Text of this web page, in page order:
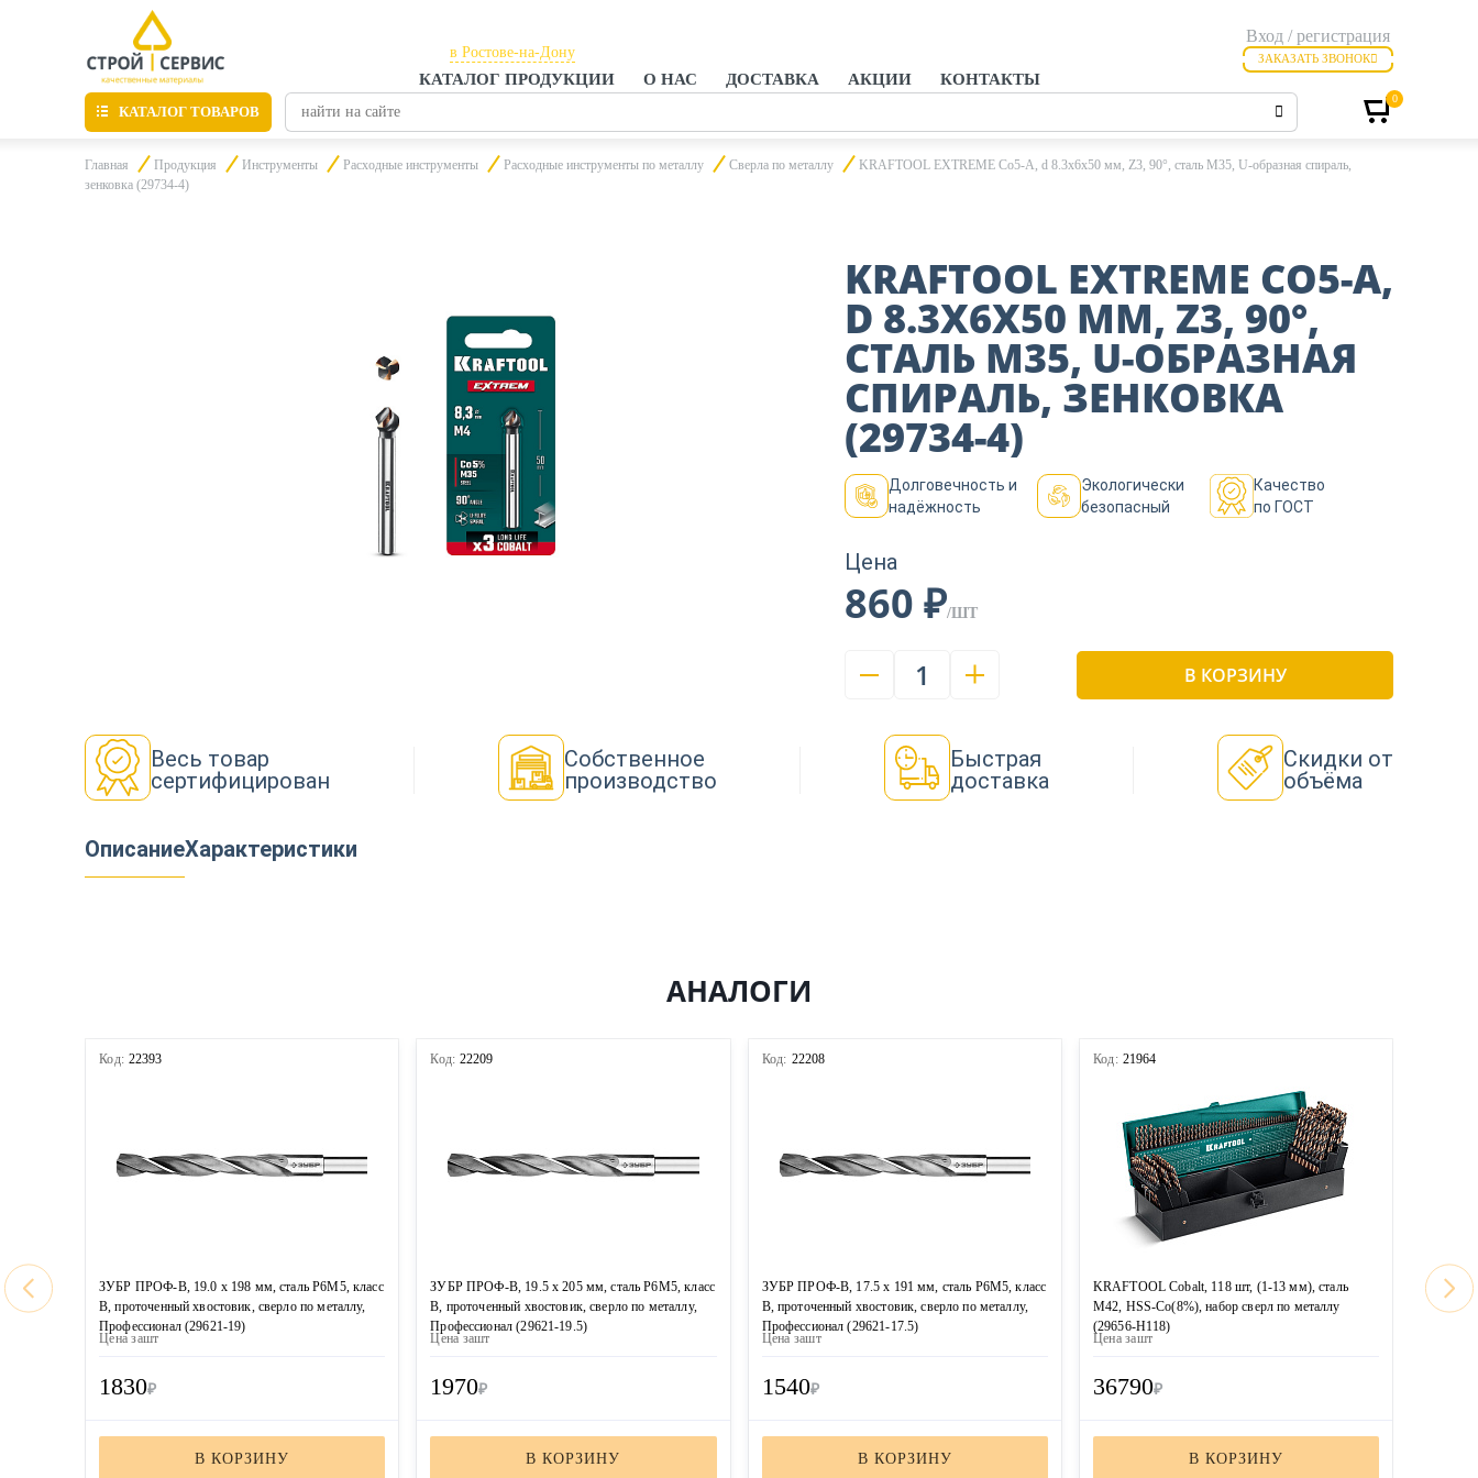
КАТАЛОГ ПРОДУКЦИИ О НАС ДОСТАВКА АКЦИИ КОНТАКТЫ
в Ростове-на-Дону
в Ростове-на-Дону
Вход / регистрация
ЗАКАЗАТЬ ЗВОНОК
КАТАЛОГ ТОВАРОВ
Материалы для отделки
0
Главная Продукция Инструменты Расходные инструменты Расходные инструменты по металлу Сверла по металлу
KRAFTOOL EXTREME Со5-А, d 8.3х6х50 мм, Z3, 90°, сталь M35, U-образная спираль,
зенковка (29734-4)
KRAFTOOL EXTREME СО5-А,
D 8.3Х6Х50 ММ, Z3, 90°,
СТАЛЬ M35, U-ОБРАЗНАЯ
СПИРАЛЬ, ЗЕНКОВКА
(29734-4)
Долговечность и
надёжность
Экологически
безопасный
Качество
по ГОСТ
Цена
860 ₽/ШТ
1 В КОРЗИНУ
Весь товар
сертифицирован
Собственное
производство
Быстрая
доставка
Скидки от
объёма
ОписаниеХарактеристики
АНАЛОГИ
Код: 22393
ЗУБР ПРОФ-В, 19.0 х 198 мм, сталь Р6М5, класс
В, проточенный хвостовик, сверло по металлу,
Профессионал (29621-19)
Цена зашт
1830₽
В КОРЗИНУ
Код: 22209
ЗУБР ПРОФ-В, 19.5 х 205 мм, сталь Р6М5, класс
В, проточенный хвостовик, сверло по металлу,
Профессионал (29621-19.5)
Цена зашт
1970₽
В КОРЗИНУ
Код: 22208
ЗУБР ПРОФ-В, 17.5 х 191 мм, сталь Р6М5, класс
В, проточенный хвостовик, сверло по металлу,
Профессионал (29621-17.5)
Цена зашт
1540₽
В КОРЗИНУ
Код: 21964
KRAFTOOL Cobalt, 118 шт, (1-13 мм), сталь
М42, HSS-Co(8%), набор сверл по металлу
(29656-H118)
Цена зашт
36790₽
В КОРЗИНУ
ЗУБР 91